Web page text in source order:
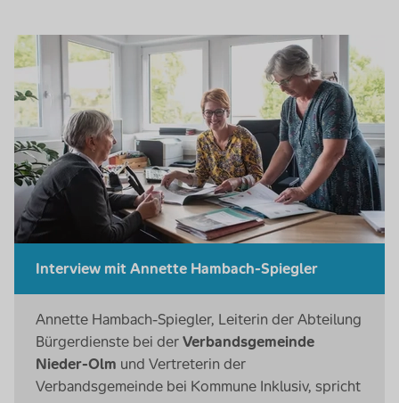
Interview mit Annette Hambach-Spiegler
Annette Hambach-Spiegler, Leiterin der Abteilung
Bürgerdienste bei derVerbandsgemeinde
Nieder-Olm und Vertreterin der
Verbandsgemeinde bei Kommune Inklusiv, spricht